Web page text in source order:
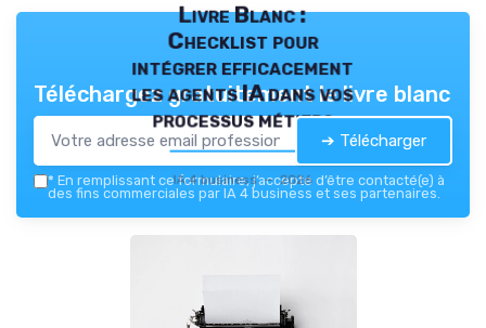
Livre Blanc :
Checklist pour
intégrer efficacement
les agents IA dans vos
processus métiers
IA 4 business — 2026
Téléchargez gratuitement le livre blanc
➔ Télécharger
* En remplissant ce formulaire, j’accepte d’être contacté(e) à
des fins commerciales par IA 4 business et ses partenaires.